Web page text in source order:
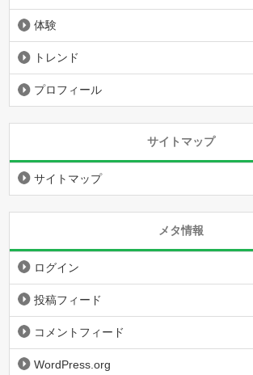
体験
トレンド
プロフィール
サイトマップ
サイトマップ
メタ情報
ログイン
投稿フィード
コメントフィード
WordPress.org